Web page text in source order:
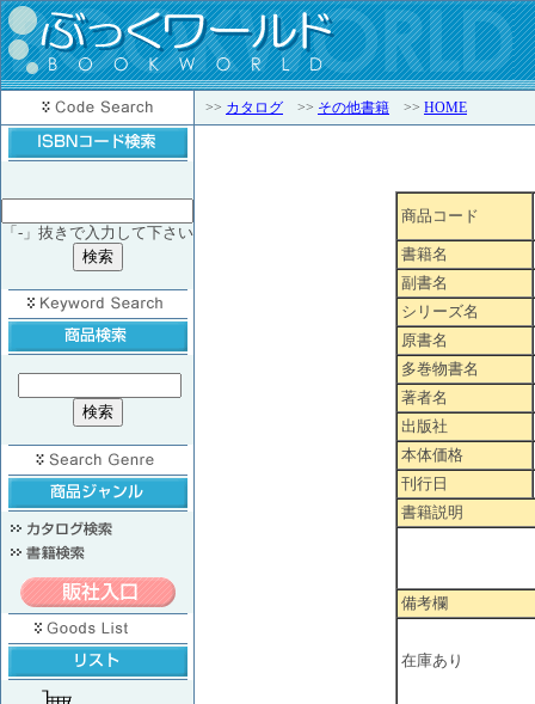
>> カタログ >> その他書籍 >> HOME
「-」抜きで入力して下さい
商品コード
書籍名
副書名
シリーズ名
原書名
多巻物書名
著者名
出版社
本体価格
刊行日
書籍説明
備考欄
在庫あり